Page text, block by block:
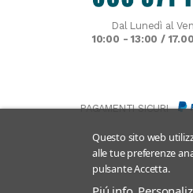
Questo sito web
alle tue preferenze
pulsante Accetta.
Dal Lunedì al
10:00 - 13:00 /
PAGAMENTI SICURI